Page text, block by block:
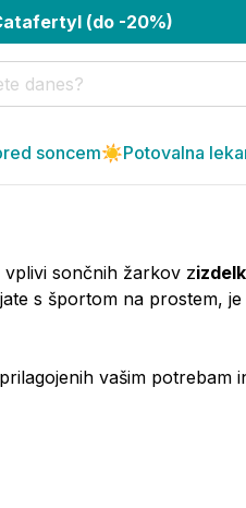
(do -20%)
soncem☀️Potovalna
vplivi sončnih žarkov z
s športom na prostem,
vašim